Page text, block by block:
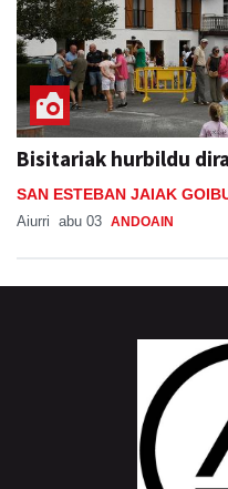
Bisitariak hurbildu
SAN ESTEBAN JAIAK
Aiurri abu 03 ANDOAIN